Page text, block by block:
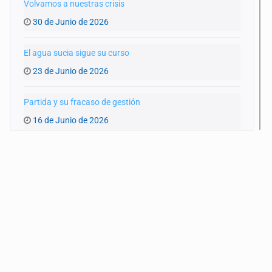
Volvamos a nuestras crisis
30 de Junio de 2026
El agua sucia sigue su curso
23 de Junio de 2026
Partida y su fracaso de gestión
16 de Junio de 2026